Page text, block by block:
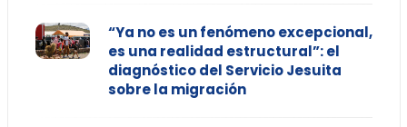
“Ya no es un fenómeno excepcional,
es una realidad estructural”: el
diagnóstico del Servicio Jesuita
sobre la migración